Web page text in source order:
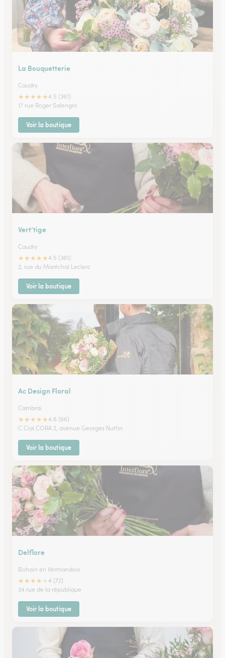
La Bouquetterie
Caudry
★★★★★4.5 (361)
17 rue Roger Salengro
Voir la boutique
Vert’tige
Caudry
★★★★★4.5 (361)
2, rue du Maréchal Leclerc
Voir la boutique
Ac Design Floral
Cambrai
★★★★★4.6 (66)
C.Cial CORA 2, avenue Georges Nuttin
Voir la boutique
Delflore
Bohain en Vermandois
★★★★
4 (72)
34 rue de la république
Voir la boutique